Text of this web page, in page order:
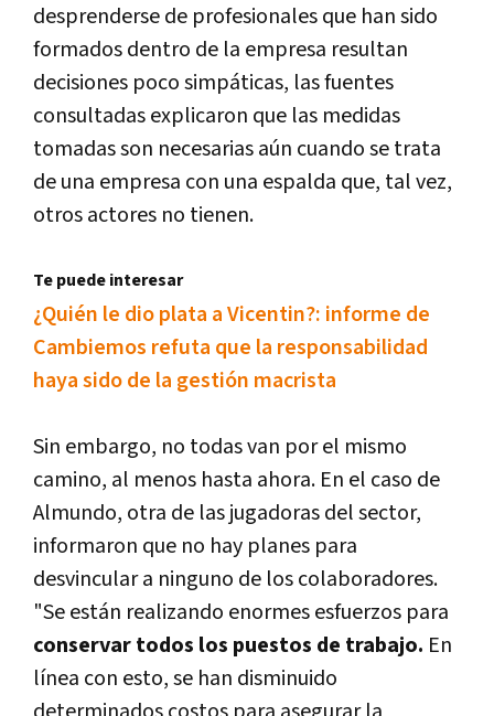
desprenderse de profesionales que han sido
formados dentro de la empresa resultan
decisiones poco simpáticas, las fuentes
consultadas explicaron que las medidas
tomadas son necesarias aún cuando se trata
de una empresa con una espalda que, tal vez,
otros actores no tienen.
Te puede interesar
¿Quién le dio plata a Vicentin?: informe de
Cambiemos refuta que la responsabilidad
haya sido de la gestión macrista
Sin embargo, no todas van por el mismo
camino, al menos hasta ahora. En el caso de
Almundo, otra de las jugadoras del sector,
informaron que no hay planes para
desvincular a ninguno de los colaboradores.
"Se están realizando enormes esfuerzos para
conservar todos los puestos de trabajo. En
línea con esto, se han disminuido